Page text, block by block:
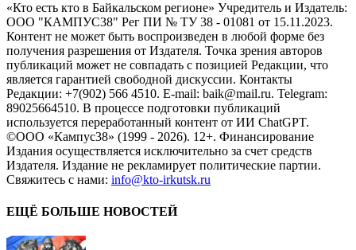
«Кто есть кто в Байкальском регионе» Учредитель и Издатель:
ООО "КАМПУС38" Рег ПИ № ТУ 38 - 01081 от 15.11.2023.
Контент не может быть воспроизведен в любой форме без
получения разрешения от Издателя. Точка зрения авторов
публикаций может не совпадать с позицией Редакции, что
является гарантией свободной дискуссии. Контакты
Редакции: +7(902) 566 4510. E-mail: baik@mail.ru. Telegram:
89025664510. В процессе подготовки публикаций
используется переработанный контент от ИИ ChatGPT.
©ООО «Кампус38» (1999 - 2026). 12+. Финансирование
Издания осуществляется исключительно за счет средств
Издателя. Издание не рекламирует политические партии.
Свяжитесь с нами: info@kto-irkutsk.ru
ЕЩЁ БОЛЬШЕ НОВОСТЕЙ